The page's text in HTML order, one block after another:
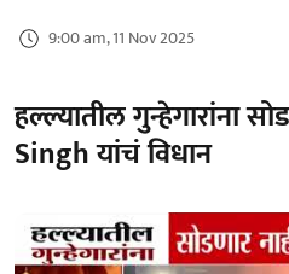
9:00 am, 11 Nov 2025
हल्ल्यातील गुन्हेगारांना
Singh यांचं विधान